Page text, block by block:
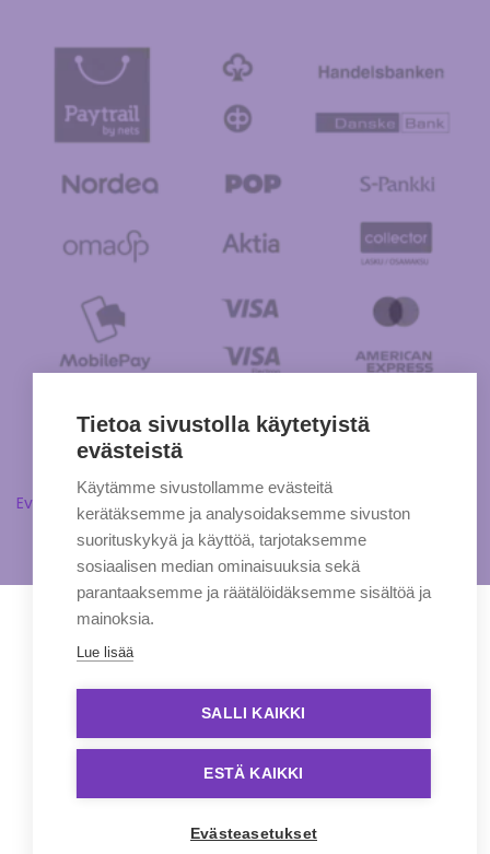
Evästeasetukset
Tietoa sivustolla käytetyistä
evästeistä
Käytämme sivustollamme evästeitä
kerätäksemme ja analysoidaksemme sivuston
suorituskykyä ja käyttöä, tarjotaksemme
sosiaalisen median ominaisuuksia sekä
parantaaksemme ja räätälöidäksemme sisältöä ja
mainoksia.
Lue lisää
SALLI KAIKKI
ESTÄ KAIKKI
Evästeasetukset